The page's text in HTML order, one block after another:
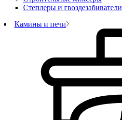
Степлеры и гвоздезабиватели
Камины и печи